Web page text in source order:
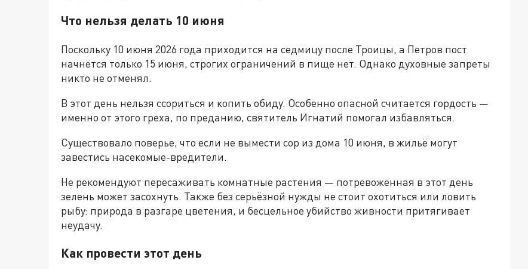
Что нельзя делать 10 июня
Поскольку 10 июня 2026 года приходится на седмицу после Троицы, а Петров пост
начнётся только 15 июня, строгих ограничений в пище нет. Однако духовные запреты
никто не отменял.
В этот день нельзя ссориться и копить обиду. Особенно опасной считается гордость —
именно от этого греха, по преданию, святитель Игнатий помогал избавляться.
Существовало поверье, что если не вымести сор из дома 10 июня, в жильё могут
завестись насекомые-вредители.
Не рекомендуют пересаживать комнатные растения — потревоженная в этот день
зелень может засохнуть. Также без серьёзной нужды не стоит охотиться или ловить
рыбу: природа в разгаре цветения, и бесцельное убийство живности притягивает
неудачу.
Как провести этот день